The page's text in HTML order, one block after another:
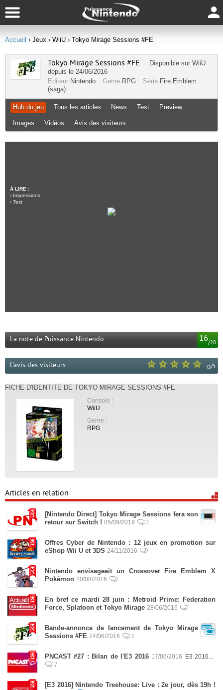
Accueil › Jeux › WiiU › Tokyo Mirage Sessions #FE
Tokyo Mirage Sessions #FE Disponible sur WiiU
depuis le 24/06/2016
Editeur Nintendo Genre RPG Série Fire Emblem
(saga)
Hub du jeu Tous les articles News Test Preview
Images Vidéos Avis des visiteurs
À LIRE :
› Impressions
› Test
16/20
La note de Puissance Nintendo
0/5
L'avis des visiteurs
FICHE D'IDENTITÉ DE TOKYO MIRAGE SESSIONS #FE
Console :
WiiU
Genre :
RPG
Articles en relation
[Nintendo Direct] Tokyo Mirage Sessions fera son
retour sur Switch ! 05/09/2019 1
Offres Cyber de Nintendo : 12 jeux en promotion sur
eShop Wii U et 3DS 24/11/2016
Nintendo envisageait un Crossover Fire Emblem X
Pokémon 20/08/2016
En bref ce mardi 28 juin : Metroid Prime: Federation
Force, Splatoon et Tokyo Mirage 28/06/2016
Bande-annonce de lancement de Tokyo Mirage
Sessions #FE 24/06/2016 1
PNCAST #27 : Bilan de l'E3 2016 17/06/2016 E3 2016...
7
[E3 2016] Nintendo Treehouse: Live : 2e jour, dès 19h !